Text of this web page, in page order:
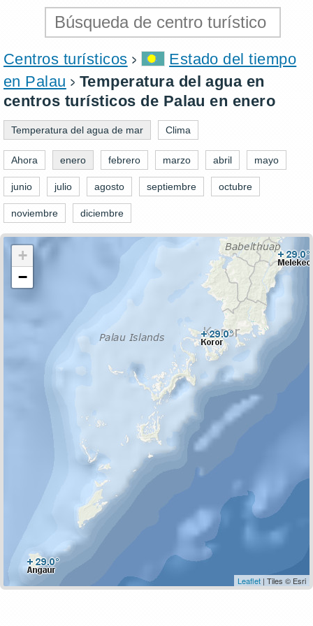
Centros turísticos
Estado del tiempo
en Palau
Temperatura del agua en
centros turísticos de Palau en enero
Temperatura del agua de mar Clima
Ahora enero febrero marzo abril mayo
junio julio agosto septiembre octubre
noviembre diciembre
+
−
Leaflet | Tiles © Esri